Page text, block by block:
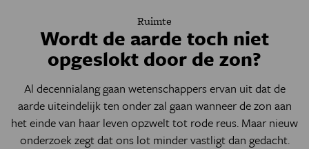
Ruimte
Wordt de aarde toch niet
opgeslokt door de zon?
Al decennialang gaan wetenschappers ervan uit dat de
aarde uiteindelijk ten onder zal gaan wanneer de zon aan
het einde van haar leven opzwelt tot rode reus. Maar nieuw
onderzoek zegt dat ons lot minder vastligt dan gedacht.